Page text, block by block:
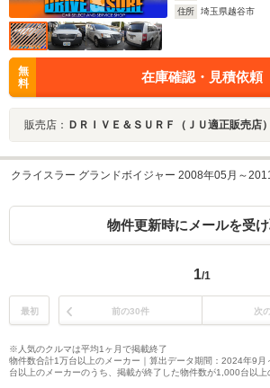
住所
埼玉県越谷市
無
料
在庫確認・見積依頼
販売店： ＤＲＩＶＥ＆ＳＵＲＦ（ＪＵ適正販売店）
クライスラー グランドボイジャー 2008年05月～
物件更新時にメールを受
1/1
最初 前の30件 次
※人気のクルマは平均1ヶ月で掲載終了
物件数合計1万台以上のメーカー｜算出データ期間：2024年9
台以上のメーカーのうち、掲載が終了した物件数が1,000台以上